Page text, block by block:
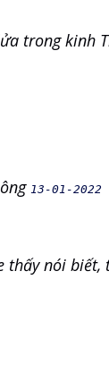
trong kinh
13-01-2022
thấy nói biết,